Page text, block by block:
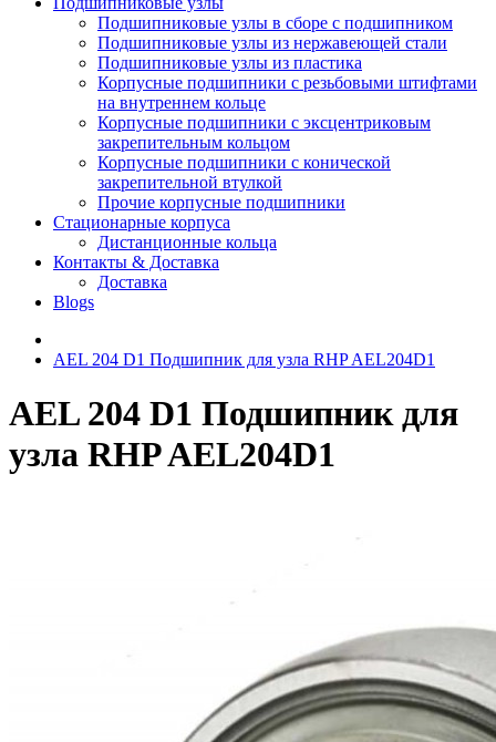
Подшипниковые узлы в сборе с подшипником
Подшипниковые узлы из нержавеющей стали
Подшипниковые узлы из пластика
Корпусные подшипники с резьбовыми штифтами
на внутреннем кольце
Корпусные подшипники с эксцентриковым
закрепительным кольцом
Корпусные подшипники с конической
закрепительной втулкой
Прочие корпусные подшипники
Стационарные корпуса
Дистанционные кольца
Контакты & Доставка
Доставка
Blogs
AEL 204 D1 Подшипник для узла RHP AEL204D1
AEL 204 D1 Подшипник для
узла RHP AEL204D1